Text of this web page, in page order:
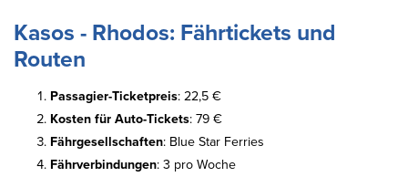
Kasos - Rhodos: Fährtickets und
Routen
Passagier-Ticketpreis: 22,5 €
Kosten für Auto-Tickets: 79 €
Fährgesellschaften: Blue Star Ferries
Fährverbindungen: 3 pro Woche